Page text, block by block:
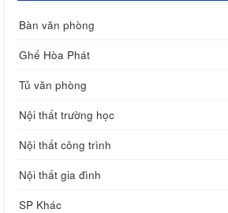
Bàn văn phòng
Ghế Hòa Phát
Tủ văn phòng
Nội thất trường học
Nội thất công trình
Nội thất gia đình
SP Khác